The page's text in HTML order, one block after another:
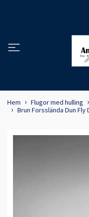
Hem Flugor med hulling
Brun Forsslända Dun Fly